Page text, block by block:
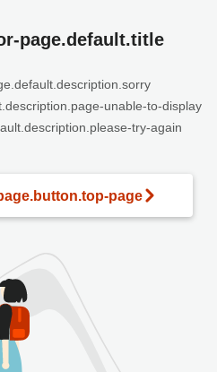
page.default.title
unable-to-display
try-again
page